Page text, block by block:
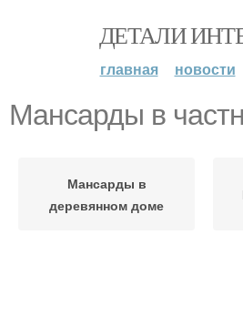
ДЕТАЛИ
главная новости
Мансарды в
Мансарды в
деревянном доме